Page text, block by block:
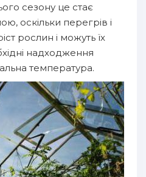
сезону це стає
оскільки перегрів і
рослин і можуть їх
надходження
температура.